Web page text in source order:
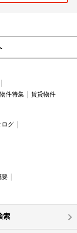
件特集 賃貸物件
ログ
要
索